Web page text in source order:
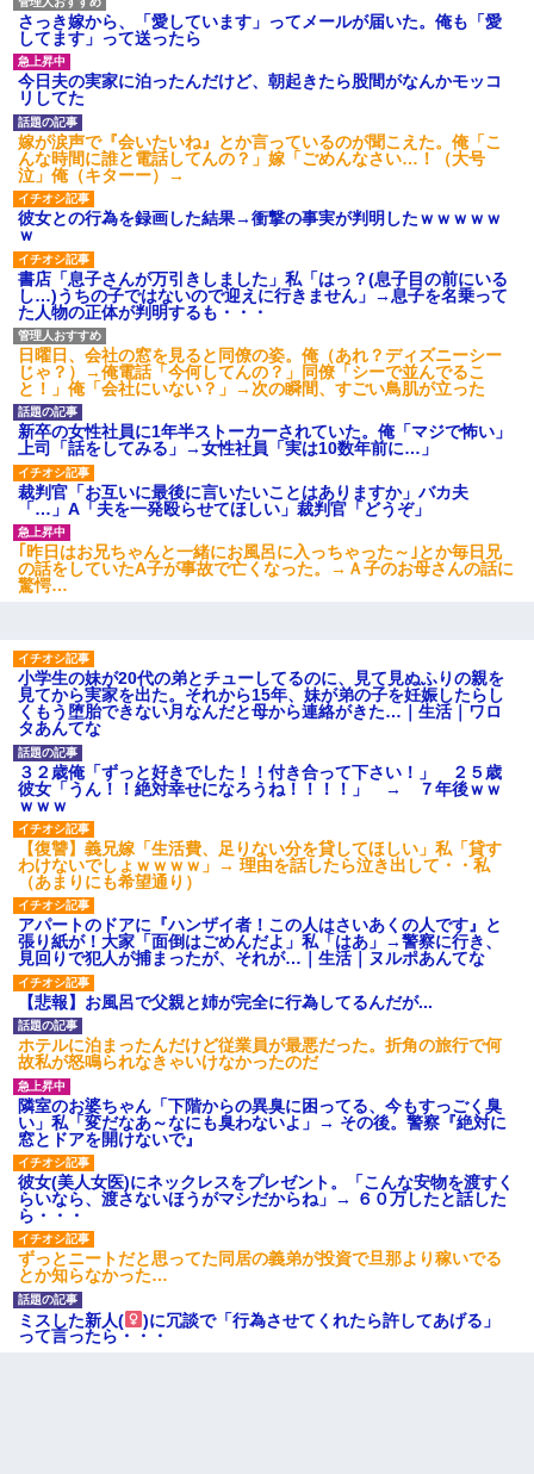
さっき嫁から、「愛しています」ってメールが届いた。俺も「愛
してます」って送ったら
今日夫の実家に泊ったんだけど、朝起きたら股間がなんかモッコ
リしてた
嫁が涙声で『会いたいね』とか言っているのが聞こえた。俺「こ
んな時間に誰と電話してんの？」嫁「ごめんなさい…！（大号
泣」俺（キターー）→
彼女との行為を録画した結果→衝撃の事実が判明したｗｗｗｗｗ
ｗ
書店「息子さんが万引きしました」私「はっ？(息子目の前にいる
し…)うちの子ではないので迎えに行きません」→息子を名乗って
た人物の正体が判明するも・・・
日曜日、会社の窓を見ると同僚の姿。俺（あれ？ディズニーシー
じゃ？）→俺電話「今何してんの？」同僚「シーで並んでるこ
と！」俺「会社にいない？」→次の瞬間、すごい鳥肌が立った
新卒の女性社員に1年半ストーカーされていた。俺「マジで怖い」
上司「話をしてみる」→女性社員「実は10数年前に…」
裁判官「お互いに最後に言いたいことはありますか」バカ夫
「…」A「夫を一発殴らせてほしい」裁判官「どうぞ」
｢昨日はお兄ちゃんと一緒にお風呂に入っちゃった～｣とか毎日兄
の話をしていたA子が事故で亡くなった。→Ａ子のお母さんの話に
驚愕…
小学生の妹が20代の弟とチューしてるのに、見て見ぬふりの親を
見てから実家を出た。それから15年、妹が弟の子を妊娠したらし
くもう堕胎できない月なんだと母から連絡がきた…｜生活｜ワロ
タあんてな
３２歳俺「ずっと好きでした！！付き合って下さい！」 ２５歳
彼女「うん！！絶対幸せになろうね！！！！」 → ７年後ｗｗ
ｗｗｗ
【復讐】義兄嫁「生活費、足りない分を貸してほしい」私「貸す
わけないでしょｗｗｗｗ」→ 理由を話したら泣き出して・・私
（あまりにも希望通り）
アパートのドアに『ハンザイ者！この人はさいあくの人です』と
張り紙が！大家「面倒はごめんだよ」私「はあ」→警察に行き、
見回りで犯人が捕まったが、それが…｜生活｜ヌルポあんてな
【悲報】お風呂で父親と姉が完全に行為してるんだが...
ホテルに泊まったんだけど従業員が最悪だった。折角の旅行で何
故私が怒鳴られなきゃいけなかったのだ
隣室のお婆ちゃん「下階からの異臭に困ってる、今もすっごく臭
い」私「変だなあ～なにも臭わないよ」→ その後。警察『絶対に
窓とドアを開けないで』
彼女(美人女医)にネックレスをプレゼント。「こんな安物を渡すく
らいなら、渡さないほうがマシだからね」→ ６０万したと話した
ら・・・
ずっとニートだと思ってた同居の義弟が投資で旦那より稼いでる
とか知らなかった…
ミスした新人(
)に冗談で「行為させてくれたら許してあげる」
って言ったら・・・